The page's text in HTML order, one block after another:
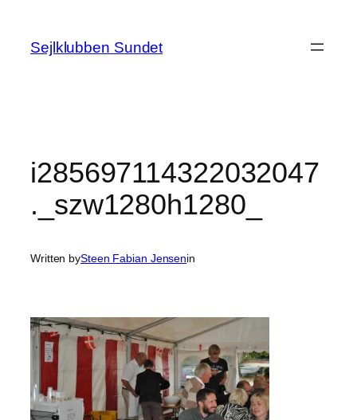
indhold
Sejlklubben Sundet
i285697114322032047
._szw1280h1280_
Written bySteen Fabian Jensenin